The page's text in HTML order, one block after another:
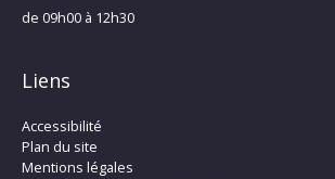
de 09h00 à 12h30
Liens
Accessibilité
Plan du site
Mentions légales